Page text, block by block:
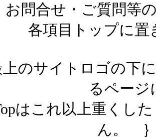
お問合せ・ご質問等
各項目トップに置
のサイトロゴの下
るページ
はこれ以上重くし
ん。